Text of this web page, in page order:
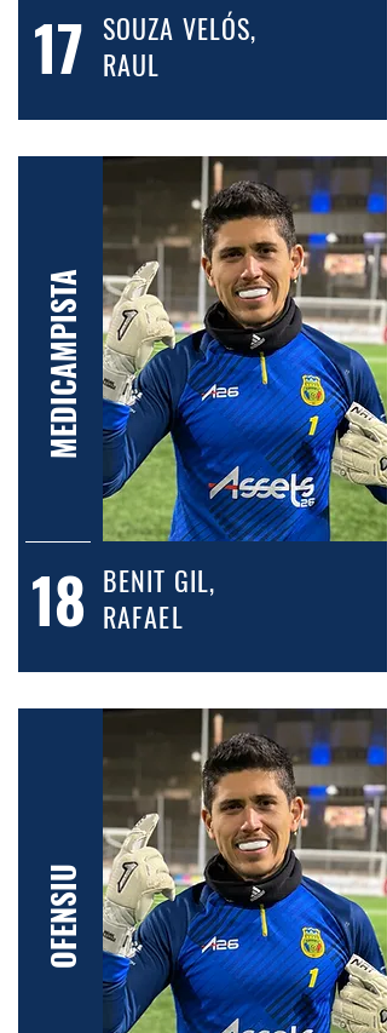
17 SOUZA VELÓS,
RAUL
MEDICAMPISTA
18 BENIT GIL,
RAFAEL
OFENSIU